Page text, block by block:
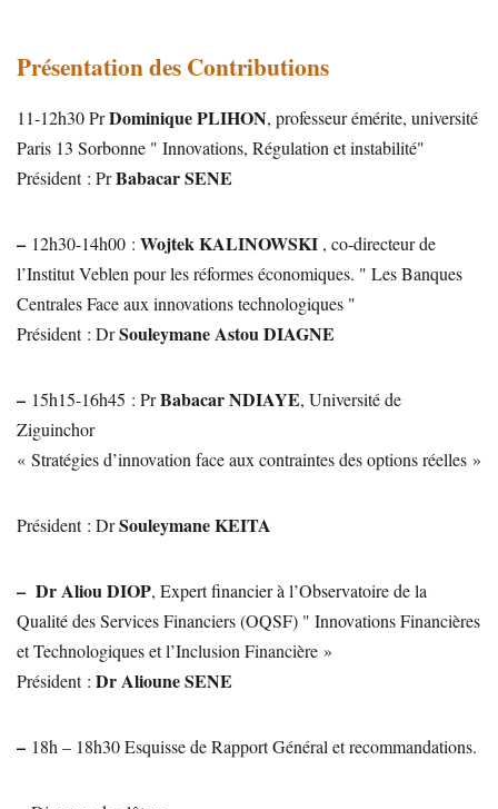
Présentation des Contributions
11-12h30 PrDominique PLIHON, professeur émérite, université
Paris 13 Sorbonne " Innovations, Régulation et instabilité"
Président : PrBabacar SENE
– 12h30-14h00 : Wojtek KALINOWSKI , co-directeur de
l’Institut Veblen pour les réformes économiques. " Les Banques
Centrales Face aux innovations technologiques "
Président : DrSouleymane Astou DIAGNE
– 15h15-16h45 : PrBabacar NDIAYE, Université de
Ziguinchor
« Stratégies d’innovation face aux contraintes des options réelles »
Président : DrSouleymane KEITA
– Dr Aliou DIOP, Expert financier à l’Observatoire de la
Qualité des Services Financiers (OQSF) " Innovations Financières
et Technologiques et l’Inclusion Financière »
Président : Dr Alioune SENE
– 18h – 18h30 Esquisse de Rapport Général et recommandations.